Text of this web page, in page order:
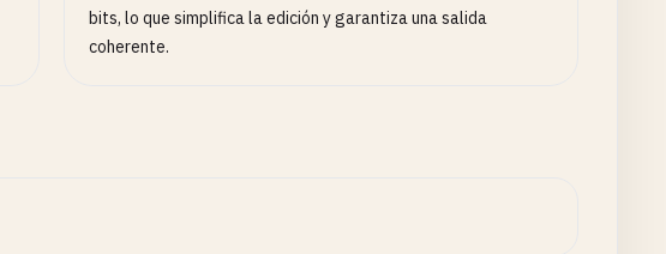
bits, lo que simplifica la edición y garantiza una salida
coherente.